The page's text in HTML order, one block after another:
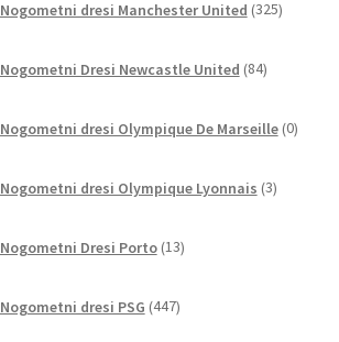
Nogometni dresi Manchester United 325izdelkov
Nogometni Dresi Newcastle United 84izdelkov
Nogometni dresi Olympique De Marseille 0
Nogometni dresi Olympique Lyonnais 3izdelki
Nogometni Dresi Porto 13izdelkov
Nogometni dresi PSG 447izdelkov